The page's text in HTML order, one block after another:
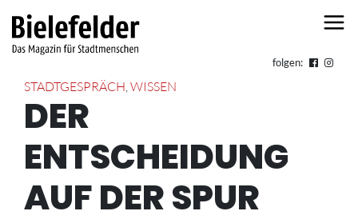
folgen:
STADTGESPRÄCH,WISSEN
DER
ENTSCHEIDUNG
AUF DER SPUR